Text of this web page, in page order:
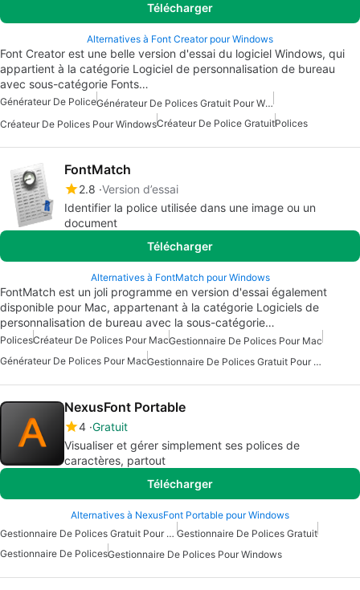
Télécharger
Alternatives à Font Creator pour Windows
Font Creator est une belle version d'essai du logiciel Windows, qui
appartient à la catégorie Logiciel de personnalisation de bureau
avec sous-catégorie Fonts…
Générateur De Police
Générateur De Polices Gratuit Pour Windows
Créateur De Polices Pour WindowsCréateur De Police GratuitPolices
FontMatch
2.8 Version d’essai
Identifier la police utilisée dans une image ou un
document
Télécharger
Alternatives à FontMatch pour Windows
FontMatch est un joli programme en version d'essai également
disponible pour Mac, appartenant à la catégorie Logiciels de
personnalisation de bureau avec la sous-catégorie…
PolicesCréateur De Polices Pour MacGestionnaire De Polices Pour Mac
Générateur De Polices Pour Mac
Gestionnaire De Polices Gratuit Pour Mac
NexusFont Portable
4 Gratuit
Visualiser et gérer simplement ses polices de
caractères, partout
Télécharger
Alternatives à NexusFont Portable pour Windows
Gestionnaire De Polices Gratuit Pour Windows Gestionnaire De Polices Gratuit
Gestionnaire De PolicesGestionnaire De Polices Pour Windows